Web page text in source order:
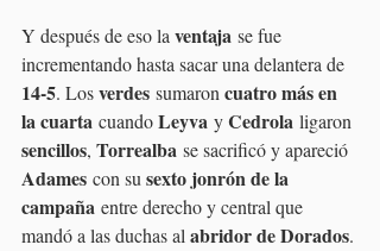
Y después de eso la ventaja se fue
incrementando hasta sacar una delantera de
14-5. Los verdes sumaron cuatro más en
la cuarta cuando Leyva y Cedrola ligaron
sencillos, Torrealba se sacrificó y apareció
Adames con su sexto jonrón de la
campaña entre derecho y central que
mandó a las duchas al abridor de Dorados.